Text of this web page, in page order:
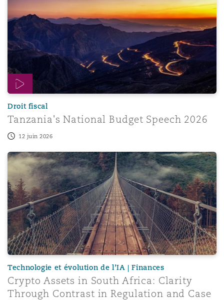
Droit fiscal
Tanzania's National Budget Speech 2026
12 juin 2026
Crypto Assets in South Africa: Clarity Through Contrast
Technologie et évolution de l’IA | Finances
Crypto Assets in South Africa: Clarity
Through Contrast in Regulation and Case